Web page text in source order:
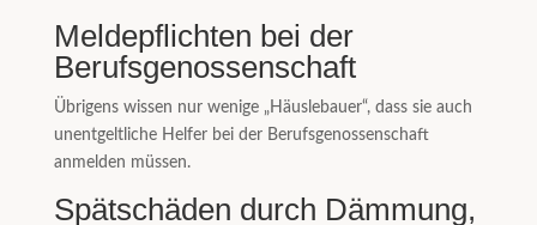
Meldepflichten bei der
Berufsgenossenschaft
Übrigens wissen nur wenige „Häuslebauer“, dass sie auch
unentgeltliche Helfer bei der Berufsgenossenschaft
anmelden müssen.
Spätschäden durch Dämmung,